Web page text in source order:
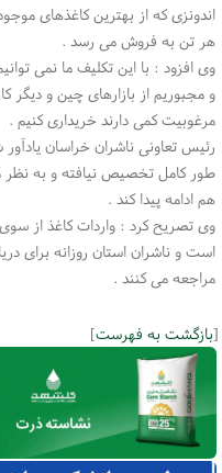
هر تن به فروش می رسد .
وی افزود : با این تكلیف ما نمی
و مجبوریم از بازارهای چین و دیگر
مرغوبیت كمی دارند خریداری كنیم .
هم ادامه پیدا كند .
وی تصریح كرد : واردات كاغذ از
است و ناشران استان روزانه برای
مراجعه می كنند .
[بازگشت به فهرست]